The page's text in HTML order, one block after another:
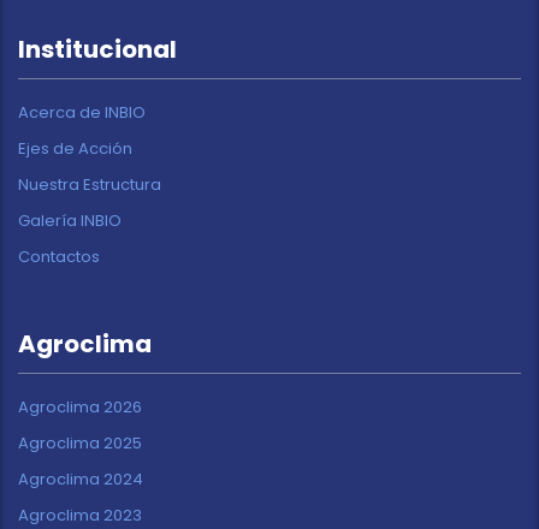
Institucional
Acerca de INBIO
Ejes de Acción
Nuestra Estructura
Galería INBIO
Contactos
Agroclima
Agroclima 2026
Agroclima 2025
Agroclima 2024
Agroclima 2023